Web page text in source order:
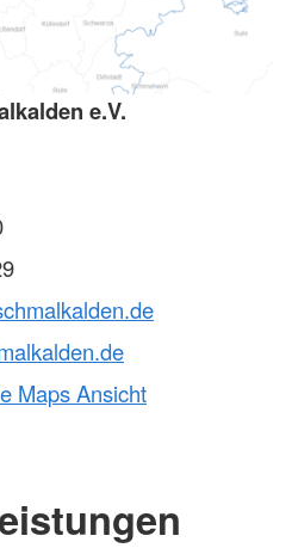
e.V.
Maps Ansicht